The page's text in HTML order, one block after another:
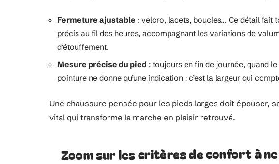
Fermeture ajustable : velcro, lacets, boucles… Ce détail fait
précis au fil des heures, accompagnant les variations de
d’étouffement.
Mesure précise du pied : toujours en fin de journée, quand
pointure ne donne qu’une indication : c’est la largeur qui
Une chaussure pensée pour les pieds larges doit épouser,
vital qui transforme la marche en plaisir retrouvé.
Zoom sur les critères de confort à